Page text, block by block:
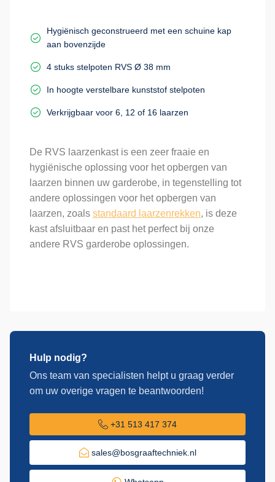
Hygiënisch geconstrueerd met een schuine kap
aan bovenzijde
4 stuks stelpoten RVS Ø 38 mm
In hoogte verstelbare kunststof stelpoten
Verkrijgbaar voor 6, 12 of 16 laarzen
De RVS laarzenkast is een zeer fraaie en
hygiënische oplossing voor het opbergen van
laarzen binnen uw garderobe, in tegenstelling tot
andere oplossingen voor het opbergen van
laarzen, zoals standaard laarzenrekken, is deze
kast afsluitbaar en past het perfect bij onze
andere RVS garderobe oplossingen.
Hulp nodig?
Ons team van specialisten helpt u graag verder
om uw overige vragen te beantwoorden!
+31 513 417 374
sales@bosgraaftechniek.nl